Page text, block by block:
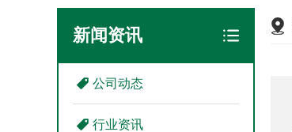
新闻资讯
公司动态
行业资讯